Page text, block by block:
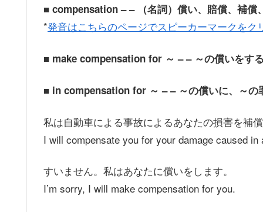
■ compensation – – （名詞）償い、賠償、補償
*発音はこちらのページでスピーカーマークをク
■ make compensation for ～ – – ～の償いをす
■ in compensation for ～ – – ～の償いに、～の
私は自動車による事故によるあなたの損害を補
I will compensate you for your damage caused
すいません。私はあなたに償いをします。
I’m sorry, I will make compensation for you.